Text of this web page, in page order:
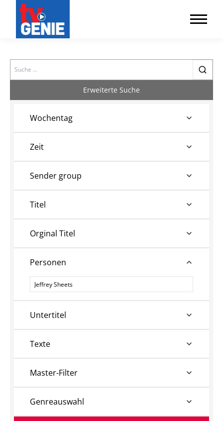
Search
Erweiterte Suche
Wochentag
Zeit
Sender group
Titel
Orginal Titel
Personen
Personen
Untertitel
Texte
Master-Filter
Genreauswahl